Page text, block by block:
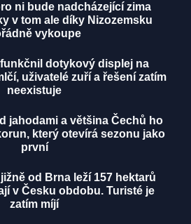
ni bude nadcházející zima
v tom ale díky Nizozemsku
vykoupe
dotykový displej na
uživatelé zuří a řešení zatím
neexistuje
jahodami a většina Čechů ho
který otevírá sezonu jako
první
od Brna leží 157 hektarů
v Česku obdobu. Turisté je
zatím míjí